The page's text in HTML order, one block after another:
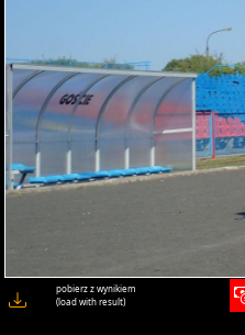
pobierz z wynikiem
(load with result)